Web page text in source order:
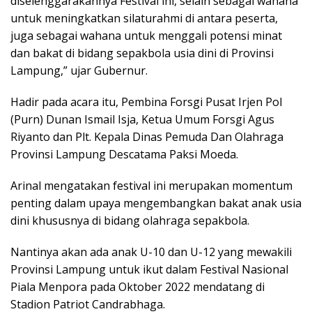
untuk meningkatkan silaturahmi di antara peserta,
juga sebagai wahana untuk menggali potensi minat
dan bakat di bidang sepakbola usia dini di Provinsi
Lampung,” ujar Gubernur.
Hadir pada acara itu, Pembina Forsgi Pusat Irjen Pol
(Purn) Dunan Ismail Isja, Ketua Umum Forsgi Agus
Riyanto dan Plt. Kepala Dinas Pemuda Dan Olahraga
Provinsi Lampung Descatama Paksi Moeda.
Arinal mengatakan festival ini merupakan momentum
penting dalam upaya mengembangkan bakat anak usia
dini khususnya di bidang olahraga sepakbola.
Nantinya akan ada anak U-10 dan U-12 yang mewakili
Provinsi Lampung untuk ikut dalam Festival Nasional
Piala Menpora pada Oktober 2022 mendatang di
Stadion Patriot Candrabhaga.